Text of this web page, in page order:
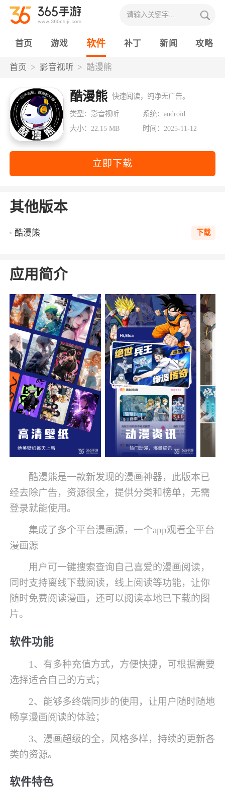
首页 游戏 软件 补丁 新闻 攻略
首页 影音视听 酷漫熊
酷漫熊 快速阅读，纯净无广告。
类型：影音视听
系统：android
大小：22.15 MB
时间：2025-11-12
立即下载
其他版本
酷漫熊 下载
应用简介
酷漫熊是一款新发现的漫画神器，此版本已
经去除广告，资源很全，提供分类和榜单，无需
登录就能使用。
集成了多个平台漫画源，一个app观看全平台
漫画源
用户可一键搜索查询自己喜爱的漫画阅读，
同时支持离线下载阅读，线上阅读等功能，让你
随时免费阅读漫画，还可以阅读本地已下载的图
片。
软件功能
1、有多种充值方式，方便快捷，可根据需要
选择适合自己的方式；
2、能够多终端同步的使用，让用户随时随地
畅享漫画阅读的体验；
3、漫画超级的全，风格多样，持续的更新各
类的资源。
软件特色